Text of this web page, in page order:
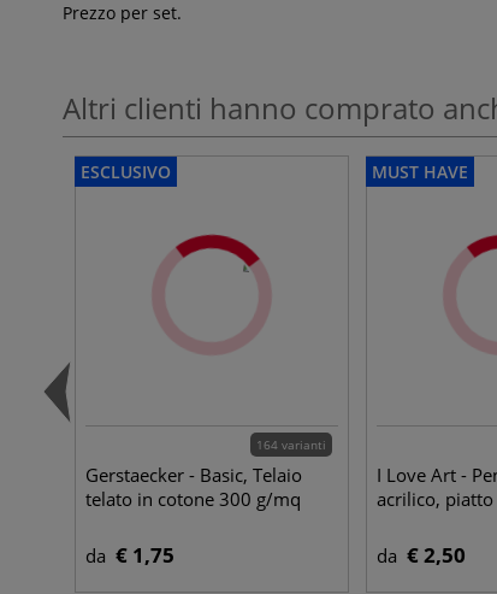
Prezzo per set.
Altri clienti hanno comprato
ESCLUSIVO
164 varianti
Gerstaecker - Basic, Telaio
telato in cotone 300 g/mq
da € 1,75
MUST HAVE
I Love Art -
acrilico, piatto
da € 2,50